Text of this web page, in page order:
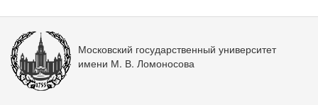
Московский государственный университет
имени М. В. Ломоносова